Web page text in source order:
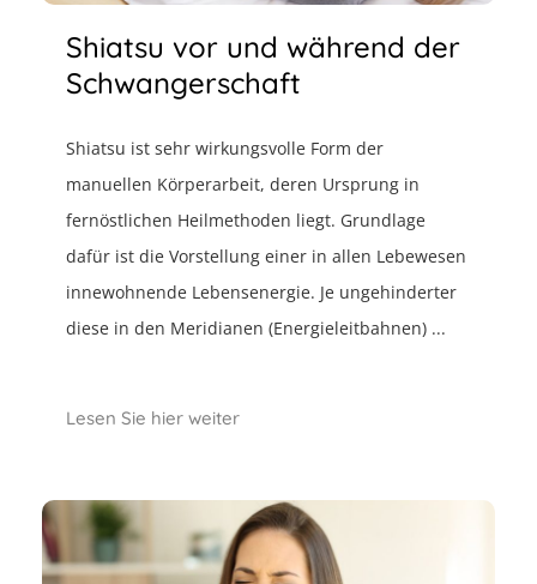
Shiatsu vor und während der
Schwangerschaft
Shiatsu ist sehr wirkungsvolle Form der
manuellen Körperarbeit, deren Ursprung in
fernöstlichen Heilmethoden liegt. Grundlage
dafür ist die Vorstellung einer in allen Lebewesen
innewohnende Lebensenergie. Je ungehinderter
diese in den Meridianen (Energieleitbahnen) ...
Lesen Sie hier weiter